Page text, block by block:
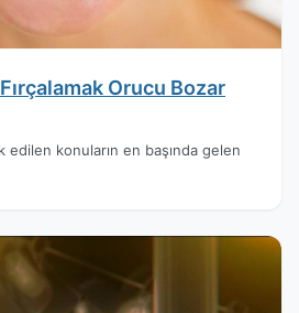
Orucu Bozar
edilen konuların en başında gelen